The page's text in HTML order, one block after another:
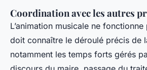
Coordination avec les autres
L’animation musicale ne
doit connaître le déroulé précis de
notamment les temps forts gérés